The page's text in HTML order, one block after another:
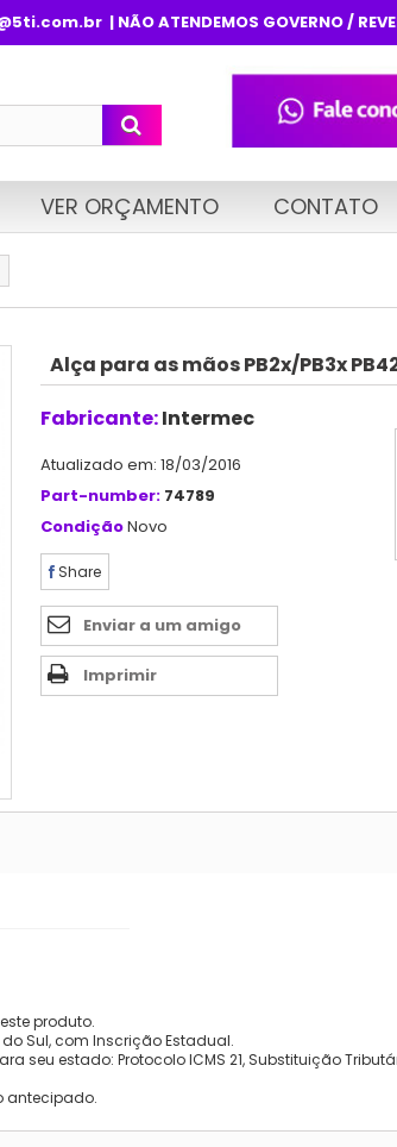
| NÃO ATENDEMOS GOVERNO /
VER ORÇAMENTO CONTATO
Alça para as mãos PB2x/PB3x
Fabricante:Intermec
Atualizado em: 18/03/2016
Part-number: 74789
CondiçãoNovo
Share
Enviar a um amigo
Imprimir
produto.
Sul, com Inscrição Estadual.
seu estado: Protocolo ICMS 21, Substituição
antecipado.